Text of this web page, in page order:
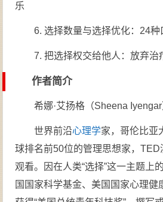
乐
6. 选择数量与选择优化：24
7. 把选择权交给他人：放弃治
作者简介
希娜·艾扬格（Sheena Iyengar
世界前沿心理学家，哥伦比亚
球排名前50位的管理思想家，
观看。因在人类“选择”这一主题上
国国家科学基金、美国国家心理健